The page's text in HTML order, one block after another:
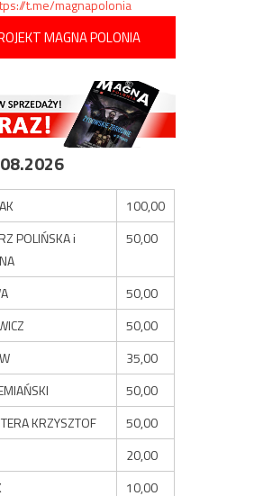
t.me/magnapolonia
MAGNA POLONIA
100,00
POLIŃSKA i
50,00
50,00
50,00
35,00
50,00
KRZYSZTOF
50,00
20,00
10,00